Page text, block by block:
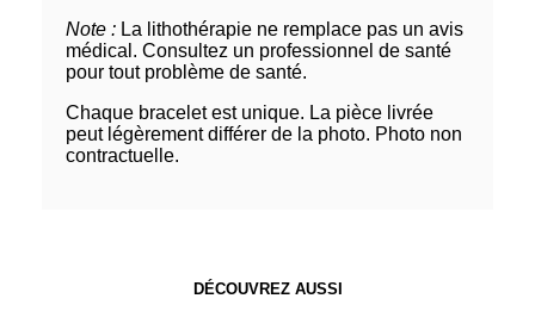
Note : La lithothérapie ne remplace pas un avis
médical. Consultez un professionnel de santé
pour tout problème de santé.
Chaque bracelet est unique. La pièce livrée
peut légèrement différer de la photo. Photo non
contractuelle.
DÉCOUVREZ AUSSI